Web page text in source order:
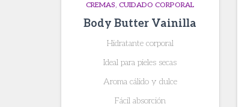
CREMAS CUIDADO CORPORAL
Body Butter Vainilla
Hidratante corporal
Ideal para pieles secas
Aroma cálido y dulce
Fácil absorción